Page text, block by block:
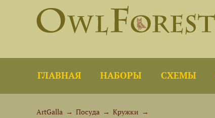
ГЛАВНАЯ НАБОРЫ СХЕМЫ
ArtGalla → Посуда → Кружки →